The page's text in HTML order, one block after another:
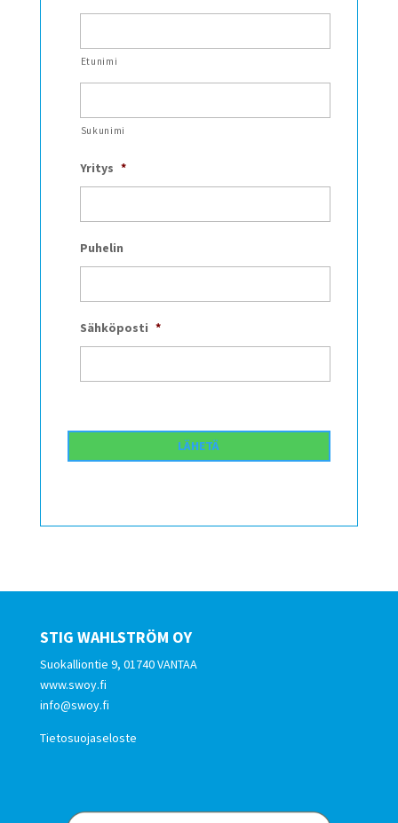
Etunimi
Sukunimi
Yritys *
Puhelin
Sähköposti *
STIG WAHLSTRÖM OY
Suokalliontie 9, 01740 VANTAA
www.swoy.fi
info@swoy.fi
Tietosuojaseloste